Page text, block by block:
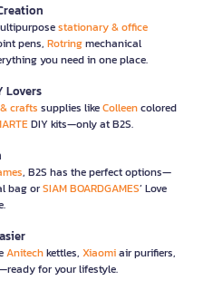
stationary & office
pens, Rotringmechanical
you need in one place.
Lovers
crafts supplies likeColleencolored
DIY kits—only at B2S.
, B2S has the perfect options—
bag orSIAM BOARDGAMES’ Love
Anitechkettles, Xiaomiair purifiers,
for your lifestyle.